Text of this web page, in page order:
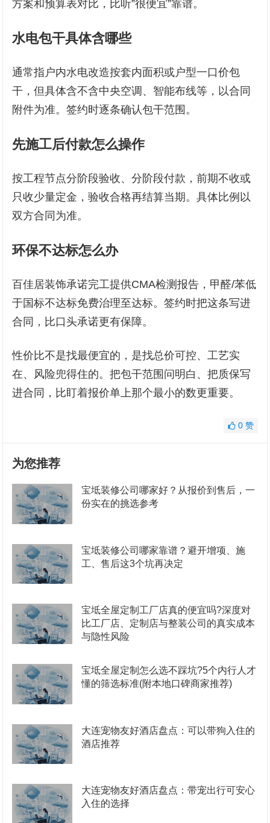
方案和预算表对比，比听”很便宜”靠谱。
水电包干具体含哪些
通常指户内水电改造按套内面积或户型一口价包
干，但具体含不含中央空调、智能布线等，以合同
附件为准。签约时逐条确认包干范围。
先施工后付款怎么操作
按工程节点分阶段验收、分阶段付款，前期不收或
只收少量定金，验收合格再结算当期。具体比例以
双方合同为准。
环保不达标怎么办
百佳居装饰承诺完工提供CMA检测报告，甲醛/苯低
于国标不达标免费治理至达标。签约时把这条写进
合同，比口头承诺更有保障。
性价比不是找最便宜的，是找总价可控、工艺实
在、风险兜得住的。把包干范围问明白、把质保写
进合同，比盯着报价单上那个最小的数更重要。
0 赞
为您推荐
宝坻装修公司哪家好？从报价到售后，一
份实在的挑选参考
宝坻装修公司哪家靠谱？避开增项、施
工、售后这3个坑再决定
宝坻全屋定制工厂店真的便宜吗?深度对
比工厂店、定制店与整装公司的真实成本
与隐性风险
宝坻全屋定制怎么选不踩坑?5个内行人才
懂的筛选标准(附本地口碑商家推荐)
大连宠物友好酒店盘点：可以带狗入住的
酒店推荐
大连宠物友好酒店盘点：带宠出行可安心
入住的选择